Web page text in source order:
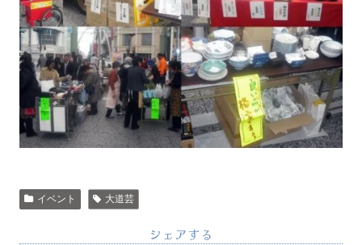
イベント 大道芸
シェアする